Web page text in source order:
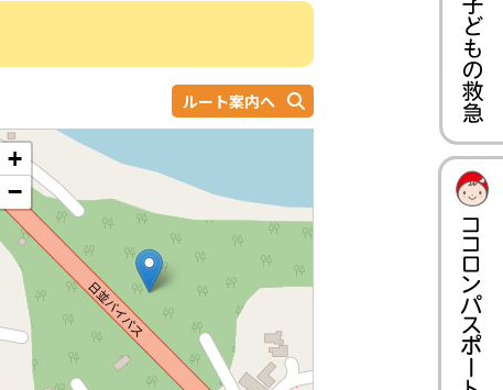
ルート案内へ
+
−